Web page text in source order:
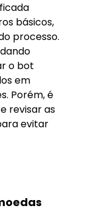
básicos,
processo.
o bot
em
Porém, é
revisar as
evitar